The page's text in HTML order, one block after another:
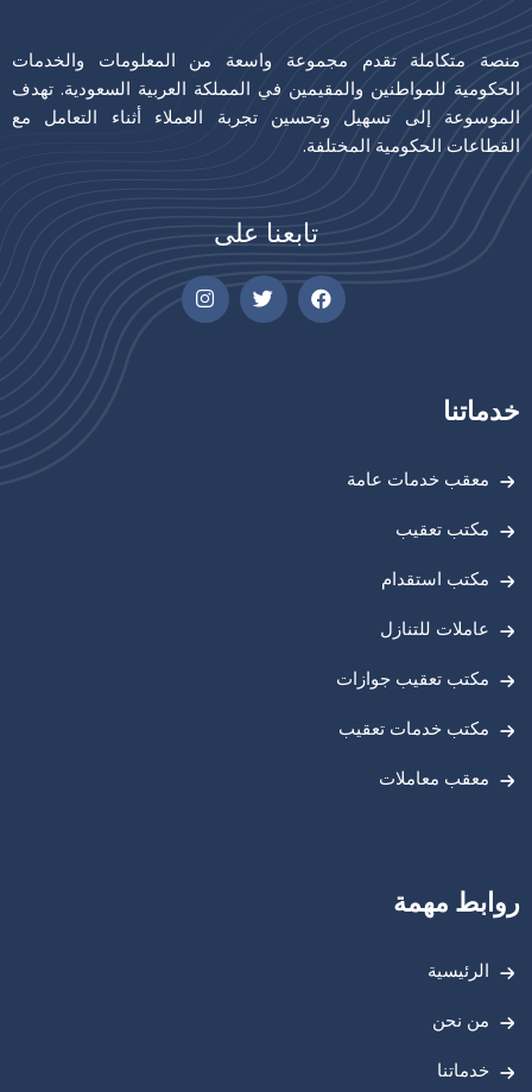
منصة متكاملة تقدم مجموعة واسعة من المعلومات والخدمات
الحكومية للمواطنين والمقيمين في المملكة العربية السعودية. تهدف
الموسوعة إلى تسهيل وتحسين تجربة العملاء أثناء التعامل مع
القطاعات الحكومية المختلفة.
تابعنا على
خدماتنا
معقب خدمات عامة
مكتب تعقيب
مكتب استقدام
عاملات للتنازل
مكتب تعقيب جوازات
مكتب خدمات تعقيب
معقب معاملات
روابط مهمة
الرئيسية
من نحن
خدماتنا